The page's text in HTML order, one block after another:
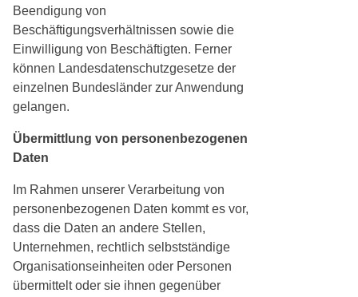
Beendigung von
Beschäftigungsverhältnissen sowie die
Einwilligung von Beschäftigten. Ferner
können Landesdatenschutzgesetze der
einzelnen Bundesländer zur Anwendung
gelangen.
Übermittlung von personenbezogenen
Daten
Im Rahmen unserer Verarbeitung von
personenbezogenen Daten kommt es vor,
dass die Daten an andere Stellen,
Unternehmen, rechtlich selbstständige
Organisationseinheiten oder Personen
übermittelt oder sie ihnen gegenüber